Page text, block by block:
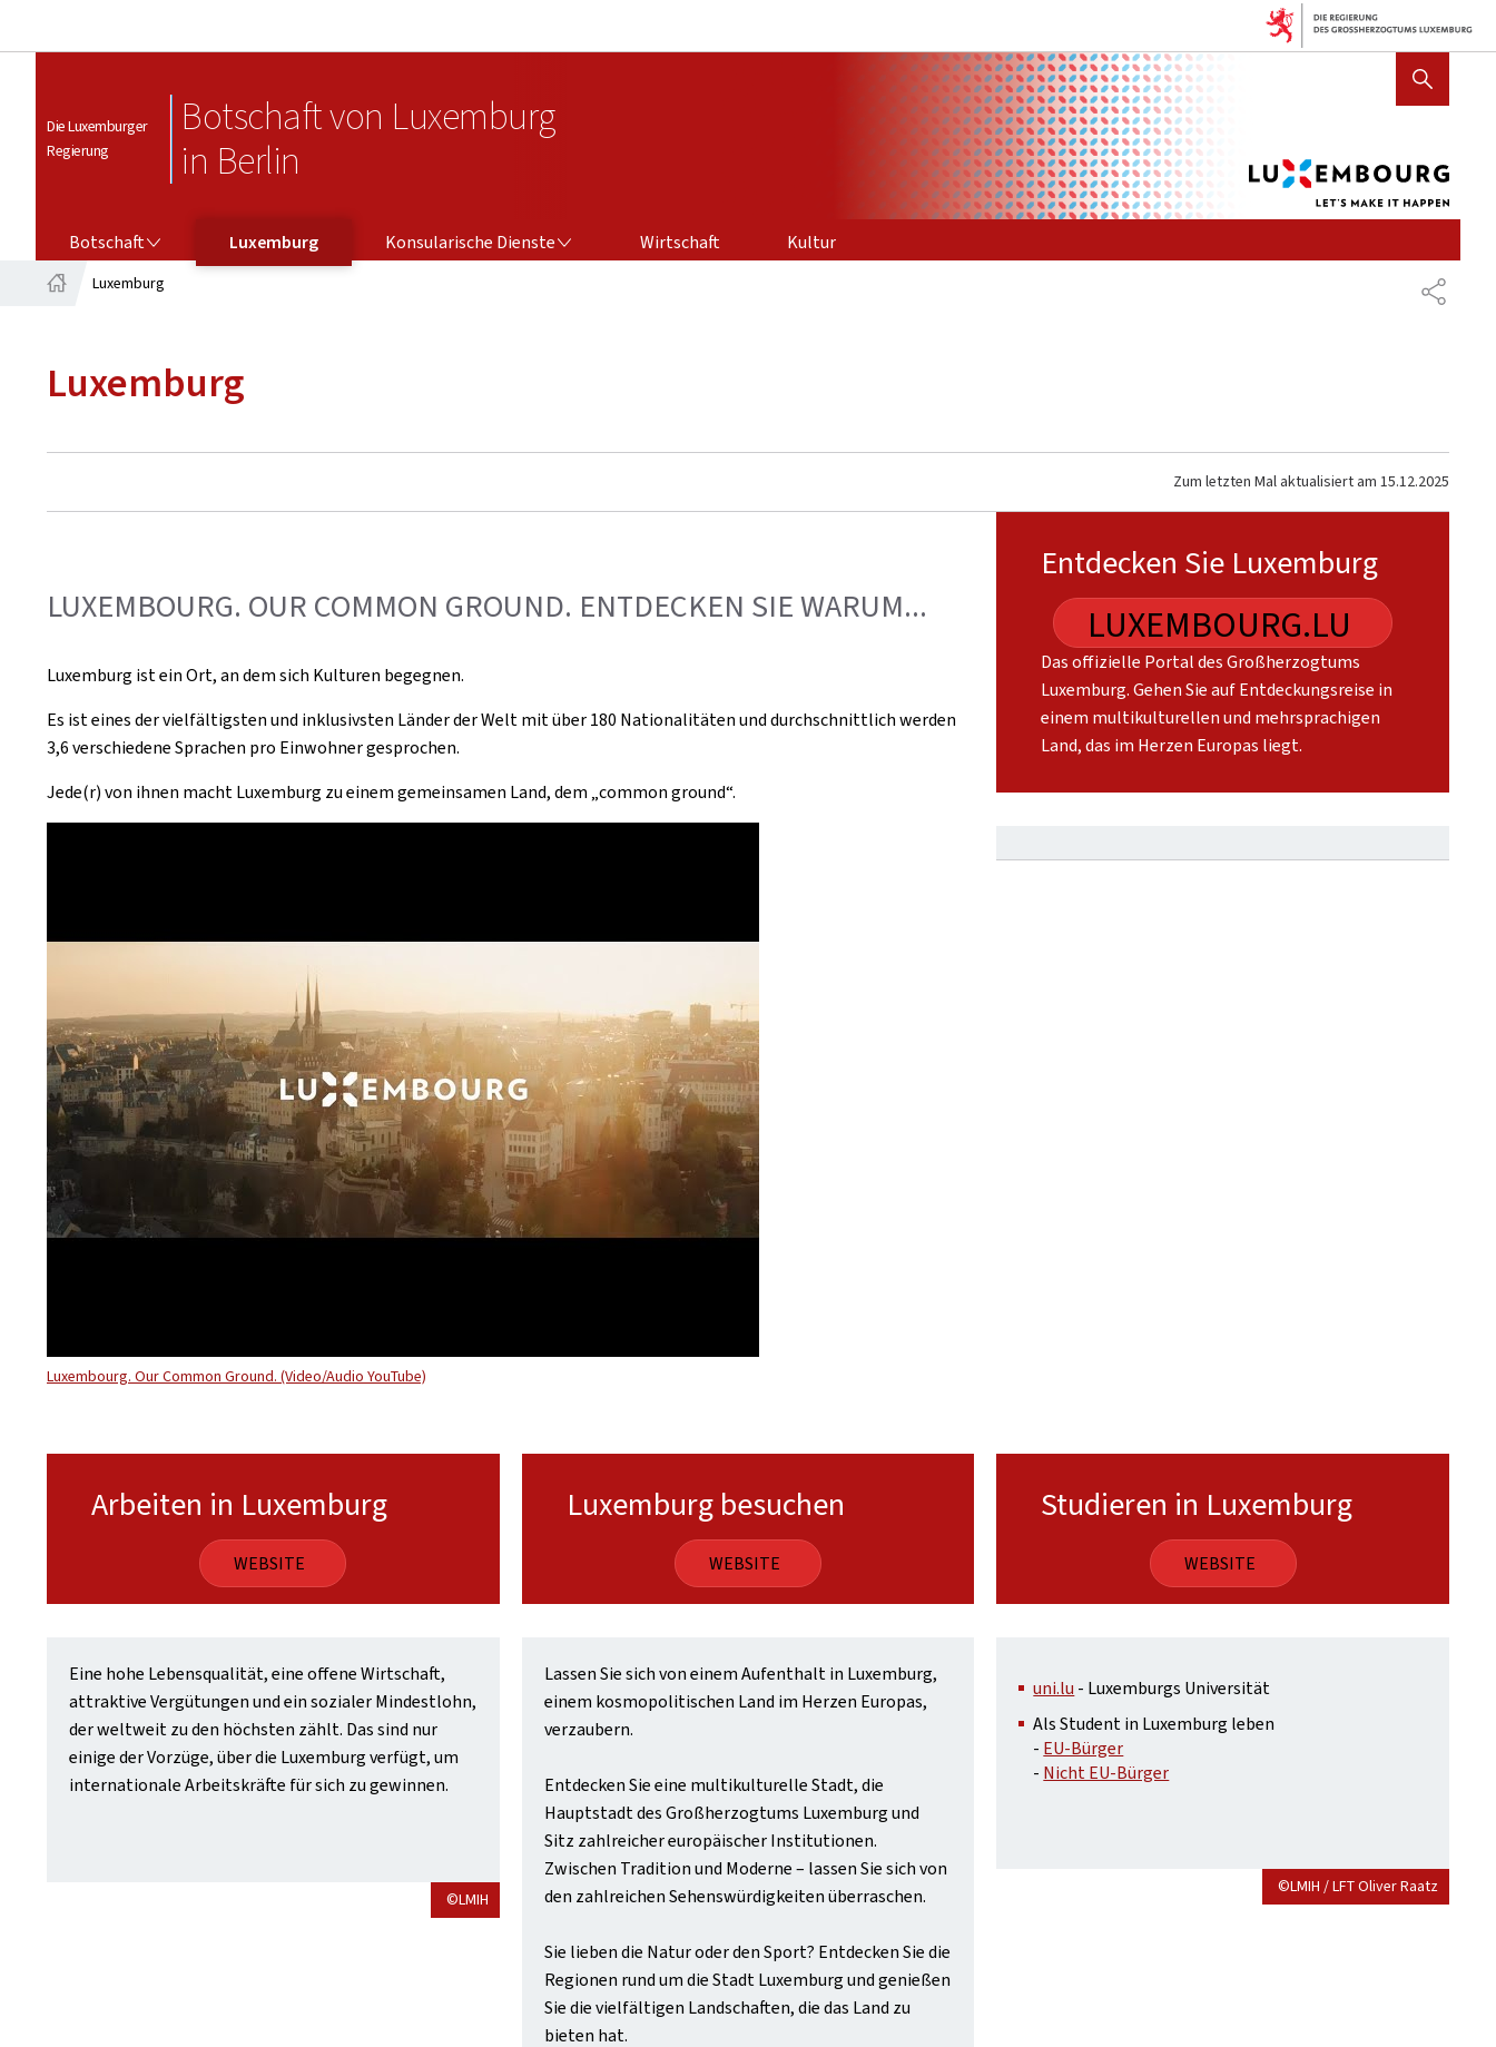
Die Luxemburger
Regierung
Botschaft von Luxemburg
in Berlin
SUCHFLED ANZEIGEN /
Botschaft
BOTSCHAFT
Luxemburg Konsularische Dienste Wirtschaft
Kultur
TEILEN
Luxemburg
Luxemburg
Zum letzten Mal aktualisiert am 15.12.2025
LUXEMBOURG. OUR COMMON GROUND. ENTDECKEN SIE WARUM...
Luxemburg ist ein Ort, an dem sich Kulturen begegnen.
Es ist eines der vielfältigsten und inklusivsten Länder der Welt mit über 180 Nationalitäten und durchschnittlich werden
3,6 verschiedene Sprachen pro Einwohner gesprochen.
Jede(r) von ihnen macht Luxemburg zu einem gemeinsamen Land, dem „common ground“.
Luxembourg. Our Common Ground. (Video/Audio YouTube)
Entdecken Sie Luxemburg
LUXEMBOURG.LU
Das offizielle Portal des Großherzogtums
Luxemburg. Gehen Sie auf Entdeckungsreise in
einem multikulturellen und mehrsprachigen
Land, das im Herzen Europas liegt.
Arbeiten in Luxemburg
WEBSITE
Eine hohe Lebensqualität, eine offene Wirtschaft,
attraktive Vergütungen und ein sozialer Mindestlohn,
der weltweit zu den höchsten zählt. Das sind nur
einige der Vorzüge, über die Luxemburg verfügt, um
internationale Arbeitskräfte für sich zu gewinnen.
©LMIH
Luxemburg besuchen
WEBSITE
Lassen Sie sich von einem Aufenthalt in Luxemburg,
einem kosmopolitischen Land im Herzen Europas,
verzaubern.
Entdecken Sie eine multikulturelle Stadt, die
Hauptstadt des Großherzogtums Luxemburg und
Sitz zahlreicher europäischer Institutionen.
Zwischen Tradition und Moderne – lassen Sie sich von
den zahlreichen Sehenswürdigkeiten überraschen.
Sie lieben die Natur oder den Sport? Entdecken Sie die
Regionen rund um die Stadt Luxemburg und genießen
Sie die vielfältigen Landschaften, die das Land zu
bieten hat.
Studieren in Luxemburg
WEBSITE
uni.lu - Luxemburgs Universität
Als Student in Luxemburg leben
- EU-Bürger
- Nicht EU-Bürger
©LMIH / LFT Oliver Raatz